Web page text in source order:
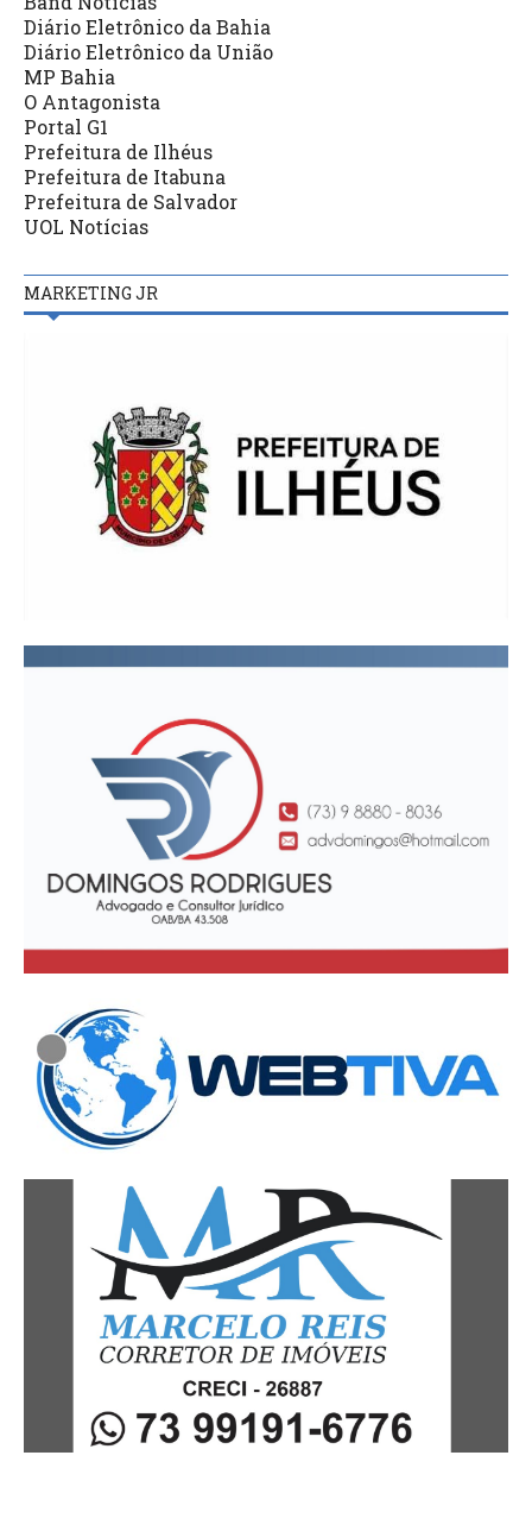
Diário Eletrônico da Bahia
Diário Eletrônico da União
MP Bahia
O Antagonista
Portal G1
Prefeitura de Ilhéus
Prefeitura de Itabuna
Prefeitura de Salvador
UOL Notícias
MARKETING JR